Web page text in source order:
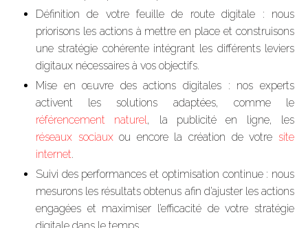
Définition de votre feuille de route digitale : nous
priorisons les actions à mettre en place et construisons
une stratégie cohérente intégrant les différents leviers
digitaux nécessaires à vos objectifs.
Mise en œuvre des actions digitales : nos experts
activent les solutions adaptées, comme le
référencement naturel, la publicité en ligne, les
réseaux sociauxou encore la création de votre site
internet.
Suivi des performances et optimisation continue : nous
mesurons les résultats obtenus afin d’ajuster les actions
engagées et maximiser l’efficacité de votre stratégie
digitale dans le temps.